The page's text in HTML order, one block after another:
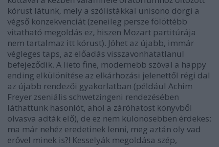
kórust látunk, mely a szólistákkal unisono dörgi a
végső konzekvenciát (zeneileg persze fölöttébb
vitatható megoldás ez, hiszen Mozart partitúrája
nem tartalmaz itt kórust). Jöhet az újabb, immár
végleges taps, az előadás visszavonhatatlanul
befejeződik. A lieto fine, modernebb szóval a happy
ending elkülönítése az elkárhozási jelenettől régi dal
az újabb rendezői gyakorlatban (például Achim
Freyer zseniális schwetzingeni rendezésében
láthattunk hasonlót, ahol a záróhatost könyvből
olvasva adták elő), de ez nem különösebben érdekes;
ma már nehéz eredetinek lenni, meg aztán oly vad
erővel minek is?! Kesselyák megoldása szép,